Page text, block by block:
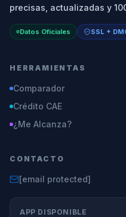
precisas, actualizadas y
Datos Oficiales SSL +
HERRAMIENTAS
Comparador
Crédito CAE
¿Me Alcanza?
CONTACTO
[email protected]
APP DISPONIBLE